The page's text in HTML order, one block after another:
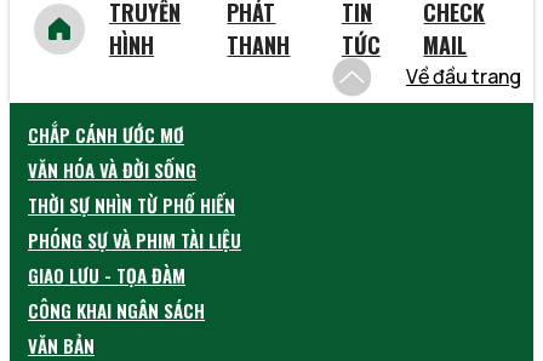
TRUYỀN
HÌNH
PHÁT
THANH
TIN
TỨC
CHECK
MAIL
Về đầu trang
CHẮP CÁNH ƯỚC MƠ
VĂN HÓA VÀ ĐỜI SỐNG
THỜI SỰ NHÌN TỪ PHỐ HIẾN
PHÓNG SỰ VÀ PHIM TÀI LIỆU
GIAO LƯU - TỌA ĐÀM
CÔNG KHAI NGÂN SÁCH
VĂN BẢN